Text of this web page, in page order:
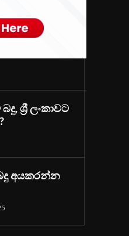
ශ්‍රී ලංකාවට
අයකරන්න